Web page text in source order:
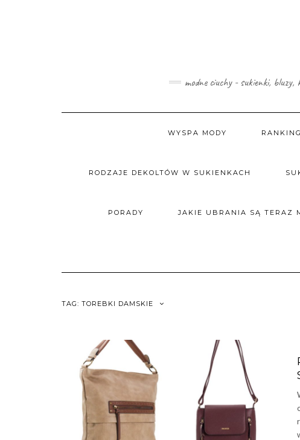
modne ciuchy - sukienki,
WYSPA MODY
RODZAJE DEKOLTÓW W SUKIENKACH
PORADY JAKIE UBRANIA SĄ TERAZ
TAG: TOREBKI DAMSKIE